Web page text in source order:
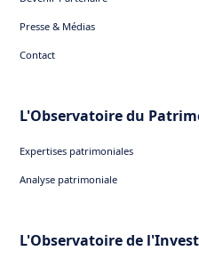
Presse & Médias
Contact
L'Observatoire du
Expertises patrimoniales
Analyse patrimoniale
L'Observatoire de